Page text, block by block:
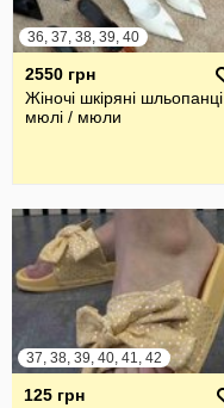
36, 37, 38, 39, 40
2550 грн
Жіночі шкіряні шльопанці
мюлі / мюли
37, 38, 39, 40, 41, 42
125 грн